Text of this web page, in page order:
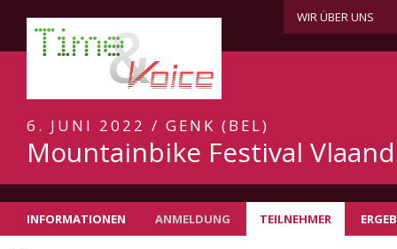
WIR ÜBER UNS
6. JUNI 2022 / GENK (BEL)
Mountainbike Festival
INFORMATIONEN ANMELDUNG TEILNEHMER